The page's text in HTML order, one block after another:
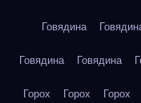
Говядина
Говядина Говядина
Горох Горох Горох